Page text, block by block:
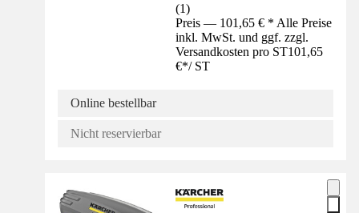
(1)
Preis — 101,65 € * Alle Preise
inkl. MwSt. und ggf. zzgl.
Versandkosten pro ST101,65
€*/ ST
Online bestellbar
Nicht reservierbar